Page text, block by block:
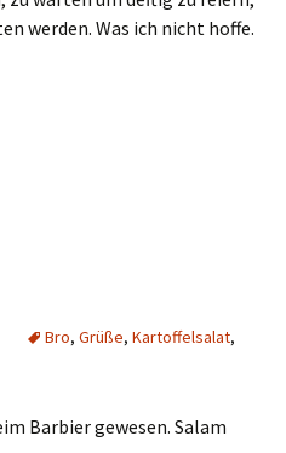
werden. Was ich nicht hoffe.
Bro, Grüße, Kartoffelsalat,
Barbier gewesen. Salam